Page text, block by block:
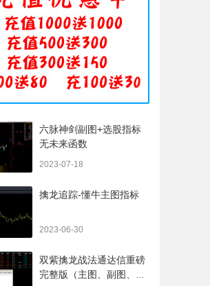
六脉神剑副图+选股指标
无未来函数
2023-07-18
擒龙追踪-懂牛主图指标
2023-06-30
双紫擒龙战法通达信重磅
完整版（主图、副图、排